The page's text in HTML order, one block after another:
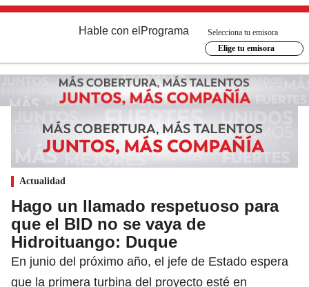
Hable con el Programa
Selecciona tu emisora
Elige tu emisora
Actualidad
Hago un llamado respetuoso para
que el BID no se vaya de
Hidroituango: Duque
En junio del próximo año, el jefe de Estado espera
que la primera turbina del proyecto esté en